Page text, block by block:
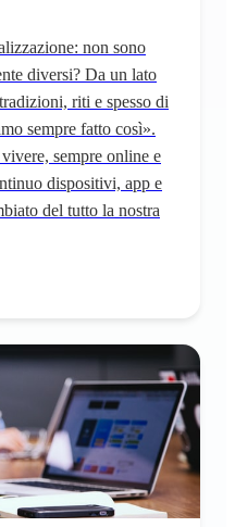
non sono
diversi? Da un lato
riti e spesso di
sempre fatto così».
sempre online e
dispositivi, app e
del tutto la nostra